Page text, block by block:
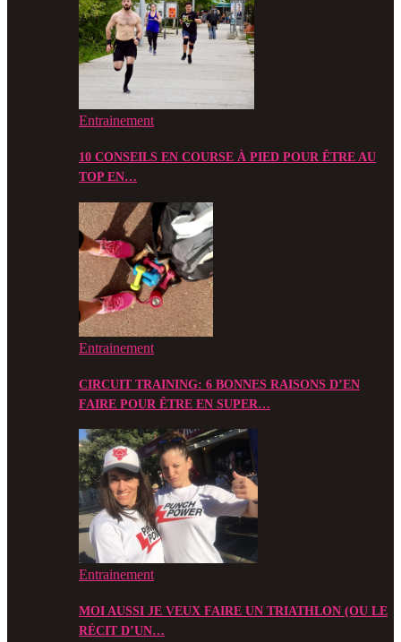
Entrainement
10 CONSEILS EN COURSE À PIED POUR ÊTRE AU
TOP EN…
Entrainement
CIRCUIT TRAINING: 6 BONNES RAISONS D’EN
FAIRE POUR ÊTRE EN SUPER…
Entrainement
MOI AUSSI JE VEUX FAIRE UN TRIATHLON (OU LE
RÉCIT D’UN…